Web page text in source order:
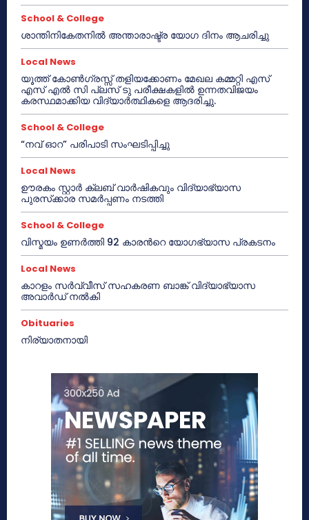
School & College
ശാന്തിനികേതനിൽ അന്താരാഷ്ട്ര യോഗ ദിനം ആചരിച്ചു
Local News
യൂത്ത് കോൺഗ്രസ്സ് തളിയക്കോണം മേഖല കമ്മറ്റി എസ്
എസ് എൽ സി പ്ലസ് ടു പരീക്ഷകളിൽ ഉന്നതവിജയം
കരസ്ഥമാക്കിയ വിദ്യാർത്ഥികളെ ആദരിച്ചു.
School & College
“നവ് ഓറ” പരിപാടി സംഘടിപ്പിച്ചു
Local News
ഊരകം സ്റ്റാർ ക്ലബ് വാർഷികവും വിദ്യാഭ്യാസ
പുരസ്‌ക്കാര സമർപ്പണം നടത്തി
School & College
വിസ്മയം ഉണർത്തി 92 കാരൻറെ യോഗഭ്യാസ പ്രകടനം
Local News
കാറളം സർവ്വീസ് സഹകരണ ബാങ്ക് വിദ്യാഭ്യാസ
അവാർഡ് നൽകി
Obituaries
നിര്യാതനായി